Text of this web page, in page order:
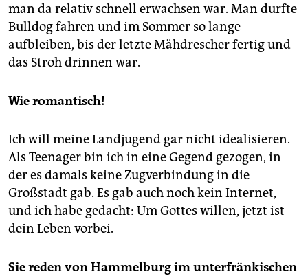
man da relativ schnell erwachsen war. Man durfte
Bulldog fahren und im Sommer so lange
aufbleiben, bis der letzte Mähdrescher fertig und
das Stroh drinnen war.
Wie romantisch!
Ich will meine Landjugend gar nicht idealisieren.
Als Teenager bin ich in eine Gegend gezogen, in
der es damals keine Zugverbindung in die
Großstadt gab. Es gab auch noch kein Internet,
und ich habe gedacht: Um Gottes willen, jetzt ist
dein Leben vorbei.
Sie reden von Hammelburg im unterfränkischen